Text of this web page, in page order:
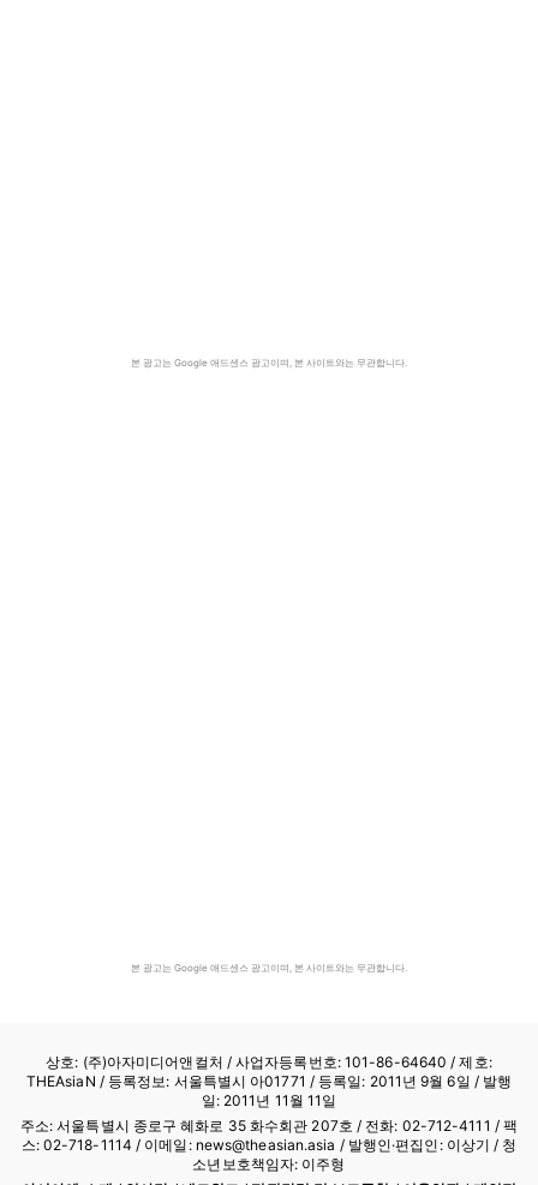
본 광고는 Google 애드센스 광고이며, 본 사이트와는 무관합니다.
본 광고는 Google 애드센스 광고이며, 본 사이트와는 무관합니다.
상호: (주)아자미디어앤컬처 /사업자등록번호: 101-86-64640 / 제호:
THEAsiaN / 등록정보: 서울특별시 아01771 / 등록일: 2011년 9월 6일 / 발행
일: 2011년 11월 11일
주소: 서울특별시 종로구 혜화로 35 화수회관 207호 / 전화: 02-712-4111 / 팩
스: 02-718-1114 / 이메일: news@theasian.asia / 발행인·편집인: 이상기 / 청
소년보호책임자: 이주형